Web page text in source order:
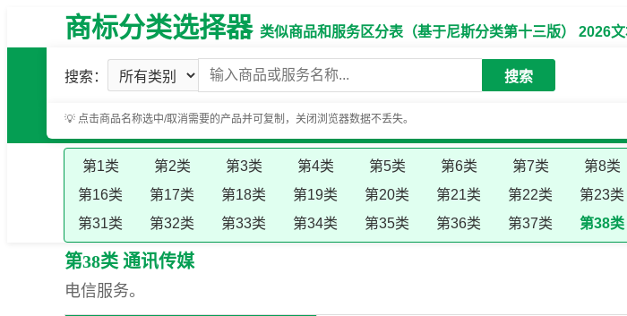
商标分类选择器类似商品和服务区分表（基于尼斯分类第十三版） 2026
搜索： 搜索
💡 点击商品名称选中/取消需要的产品并可复制，关闭浏览器数据不丢失。
第1类 第2类 第3类 第4类 第5类 第6类 第7类 第8类
第16类
第17类 第18类 第19类 第20类 第21类 第22类 第23类
第31类
第32类 第33类 第34类 第35类 第36类 第37类 第38类
第38类 通讯传媒
电信服务。